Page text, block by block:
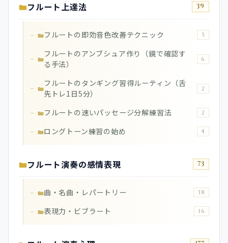
フルート上達法 39
フルートの即効音色改善テクニック 5
フルートのアンブシュア作り（鏡で確認す
る手法）
6
フルートのタンギング習得ルーティン（舌
先トレ1日5分）
2
フルートの速いパッセージ分解練習法 2
ロングトーン練習の始め 4
フルート演奏の感情表現 73
曲・名曲・レパートリー 38
表現力・ビブラート 16